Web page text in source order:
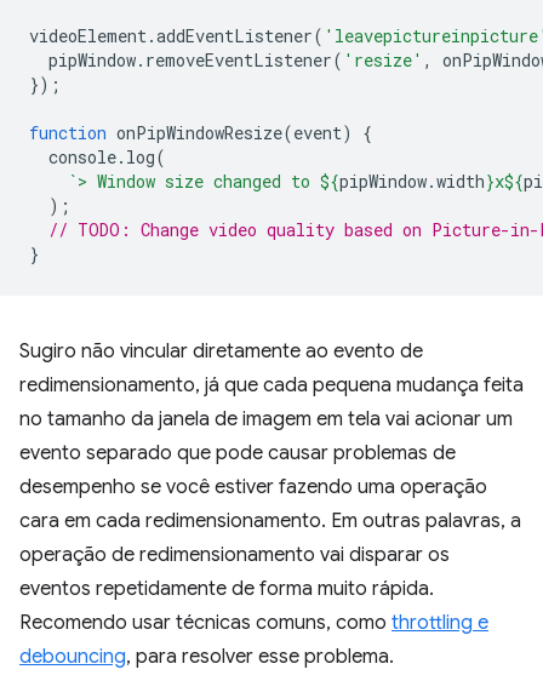
videoElement.addEventListener(
pipWindow. removeEventListener( 'resize' ,
});
function onPipWindowResize(event)
{
console. log(
`> Window size changed to ${pipWindow.width}x${
);
// TODO: Change video quality based on Picture-
}
Sugiro não vincular diretamente ao evento de
redimensionamento, já que cada pequena mudança feita
no tamanho da janela de imagem em tela vai acionar um
evento separado que pode causar problemas de
desempenho se você estiver fazendo uma operação
cara em cada redimensionamento. Em outras palavras, a
operação de redimensionamento vai disparar os
eventos repetidamente de forma muito rápida.
Recomendo usar técnicas comuns, como throttling e
debouncing, para resolver esse problema.